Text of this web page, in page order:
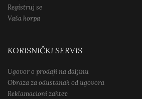
Registruj se
Vaša korpa
KORISNIČKI SERVIS
Ugovor o prodaji na daljinu
Obraza za odustanak od ugovora
Reklamacioni zahtev